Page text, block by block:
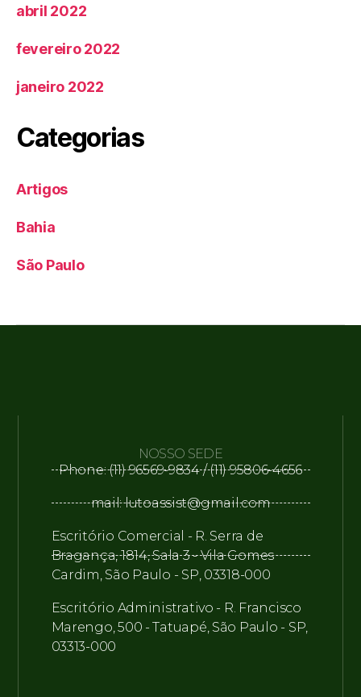
abril 2022
fevereiro 2022
janeiro 2022
Categorias
Artigos
Bahia
São Paulo
NOSSO SEDE
Phone: (11) 96569-9834 / (11) 95806-4656
mail: lutoassist@gmail.com
Escritório Comercial - R. Serra de
Bragança, 1814, Sala 3 - Vila Gomes
Cardim, São Paulo - SP, 03318-000
Escritório Administrativo - R. Francisco
Marengo, 500 - Tatuapé, São Paulo - SP,
03313-000